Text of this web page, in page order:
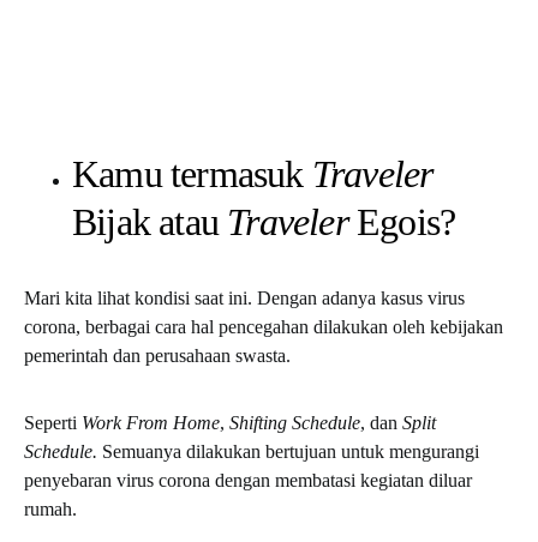
Kamu termasuk Traveler
Bijak atau TravelerEgois?
Mari kita lihat kondisi saat ini. Dengan adanya kasus virus
corona, berbagai cara hal pencegahan dilakukan oleh kebijakan
pemerintah dan perusahaan swasta.
Seperti Work From Home, Shifting Schedule, dan Split
Schedule. Semuanya dilakukan bertujuan untuk mengurangi
penyebaran virus corona dengan membatasi kegiatan diluar
rumah.